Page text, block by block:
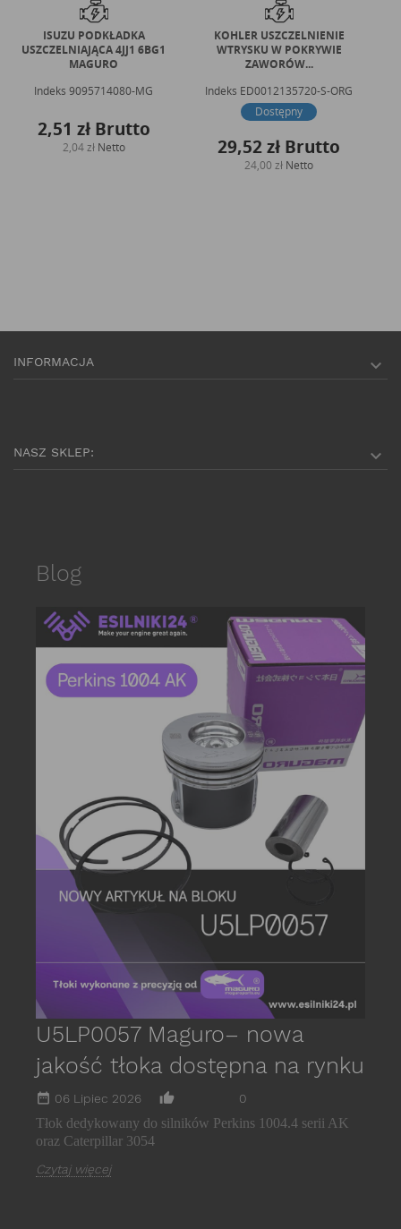
ISUZU PODKŁADKA
USZCZELNIAJĄCA 4JJ1 6BG1
MAGURO
Indeks 9095714080-MG
2,51 złBrutto
2,04 zł Netto
KOHLER USZCZELNIENIE
WTRYSKU W POKRYWIE
ZAWORÓW...
Indeks ED0012135720-S-ORG
Dostępny
29,52 zł Brutto
24,00 zł Netto
INFORMACJA 
NASZ SKLEP: 
Blog
U5LP0057 Maguro– nowa
jakość tłoka dostępna na rynku
date_range 06 Lipiec 2026 thumb_up_alt 0
Tłok dedykowany do silników Perkins 1004.4 serii AK
oraz Caterpillar 3054
Czytaj więcej